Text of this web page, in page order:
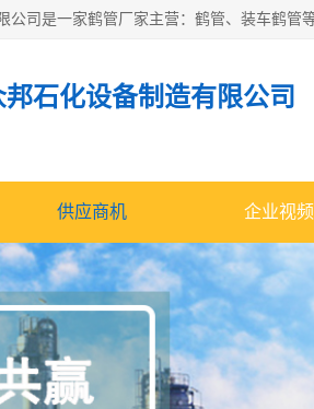
石化设备制造有限公司
供应商机 企业视频